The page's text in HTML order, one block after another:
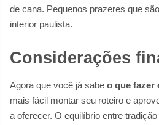
de cana. Pequenos prazeres que
interior paulista.
Considerações
Agora que você já sabe o que fazer
mais fácil montar seu roteiro e
a oferecer. O equilíbrio entre